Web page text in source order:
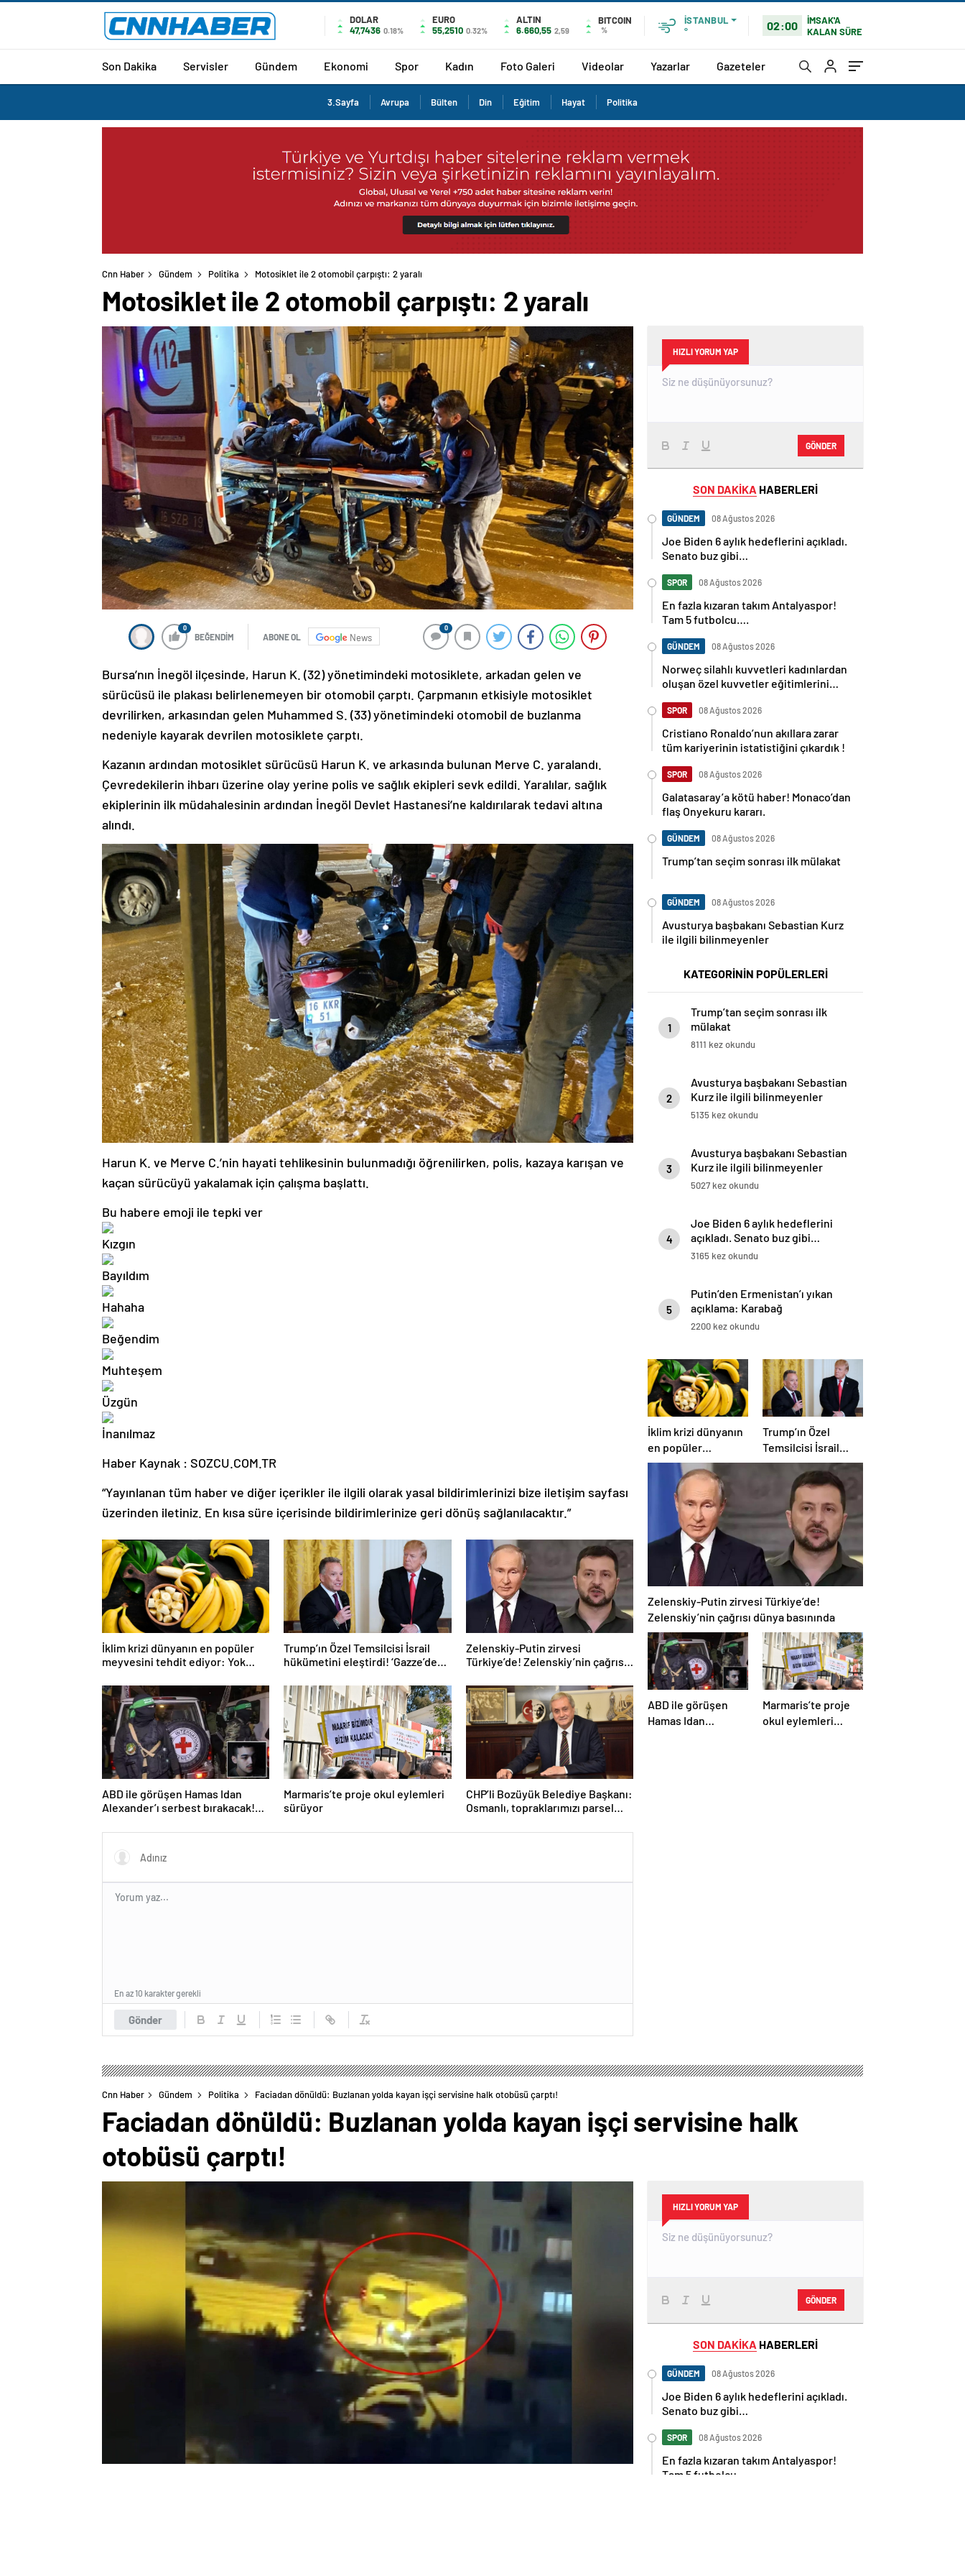
DOLAR
47,7436 0.18%
EURO
55,2510 0.32%
ALTIN
6.660,55 2,59
BITCOIN
%
İSTANBUL
°
02:00
İMSAK'A
KALAN SÜRE
Son Dakika Servisler Gündem Ekonomi Spor Kadın Foto Galeri Videolar Yazarlar Gazeteler
3.Sayfa Avrupa Bülten Din Eğitim Hayat Politika
Cnn Haber Gündem Politika Motosiklet ile 2 otomobil çarpıştı: 2 yaralı
Motosiklet ile 2 otomobil çarpıştı: 2 yaralı
0
BEĞENDİM ABONE OL News
0
Bursa’nın İnegöl ilçesinde, Harun K. (32) yönetimindeki motosiklete, arkadan gelen ve
sürücüsü ile plakası belirlenemeyen bir otomobil çarptı. Çarpmanın etkisiyle motosiklet
devrilirken, arkasından gelen Muhammed S. (33) yönetimindeki otomobil de buzlanma
nedeniyle kayarak devrilen motosiklete çarptı.
Kazanın ardından motosiklet sürücüsü Harun K. ve arkasında bulunan Merve C. yaralandı.
Çevredekilerin ihbarı üzerine olay yerine polis ve sağlık ekipleri sevk edildi. Yaralılar, sağlık
ekiplerinin ilk müdahalesinin ardından İnegöl Devlet Hastanesi’ne kaldırılarak tedavi altına
alındı.
Harun K. ve Merve C.’nin hayati tehlikesinin bulunmadığı öğrenilirken, polis, kazaya karışan ve
kaçan sürücüyü yakalamak için çalışma başlattı.
Bu habere emoji ile tepki ver
Haber Kaynak : SOZCU.COM.TR
“Yayınlanan tüm haber ve diğer içerikler ile ilgili olarak yasal bildirimlerinizi bize iletişim sayfası
üzerinden iletiniz. En kısa süre içerisinde bildirimlerinize geri dönüş sağlanılacaktır.”
İklim krizi dünyanın en popüler
meyvesini tehdit ediyor: Yok
Trump’ın Özel Temsilcisi İsrail
hükümetini eleştirdi! ‘Gazze’deki
Zelenskiy-Putin zirvesi
Türkiye’de! Zelenskiy’nin çağrısı
ABD ile görüşen Hamas Idan
Alexander’ı serbest bırakacak!
Marmaris’te proje okul eylemleri
sürüyor
CHP’li Bozüyük Belediye Başkanı:
Osmanlı, topraklarımızı parsel
Gönder
En az 10 karakter gerekli
HIZLI YORUM YAP
GÖNDER
SON DAKİKA HABERLERİ
GÜNDEM 08 Ağustos 2026
Joe Biden 6 aylık hedeflerini açıkladı.
Senato buz gibi…
SPOR 08 Ağustos 2026
En fazla kızaran takım Antalyaspor!
Tam 5 futbolcu….
GÜNDEM 08 Ağustos 2026
Norweç silahlı kuvvetleri kadınlardan
oluşan özel kuvvetler eğitimlerini
SPOR 08 Ağustos 2026
Cristiano Ronaldo’nun akıllara zarar
tüm kariyerinin istatistiğini çıkardık !
SPOR 08 Ağustos 2026
Galatasaray’a kötü haber! Monaco’dan
flaş Onyekuru kararı.
GÜNDEM 08 Ağustos 2026
Trump’tan seçim sonrası ilk mülakat
GÜNDEM 08 Ağustos 2026
Avusturya başbakanı Sebastian Kurz
ile ilgili bilinmeyenler
KATEGORİNİN POPÜLERLERİ
1
Trump’tan seçim sonrası ilk
mülakat
8111 kez okundu
2
Avusturya başbakanı Sebastian
Kurz ile ilgili bilinmeyenler
5135 kez okundu
3
Avusturya başbakanı Sebastian
Kurz ile ilgili bilinmeyenler
5027 kez okundu
4
Joe Biden 6 aylık hedeflerini
açıkladı. Senato buz gibi…
3165 kez okundu
5
Putin’den Ermenistan’ı yıkan
açıklama: Karabağ
Azerbaycan’ın ayrılmaz bir
2200 kez okundu
İklim krizi dünyanın
en popüler
meyvesini tehdit
ediyor: Yok olma
tehlikesi ile karşı
karşıya
Trump’ın Özel
Temsilcisi İsrail
hükümetini
eleştirdi!
‘Gazze’deki savaşı
uzatıyorlar’
Zelenskiy-Putin zirvesi Türkiye’de!
Zelenskiy’nin çağrısı dünya basınında
ABD ile görüşen
Hamas Idan
Marmaris’te proje
okul eylemleri
Cnn Haber Gündem Politika Faciadan dönüldü: Buzlanan yolda kayan işçi servisine halk otobüsü çarptı!
Faciadan dönüldü: Buzlanan yolda kayan işçi servisine halk
otobüsü çarptı!
HIZLI YORUM YAP
GÖNDER
SON DAKİKA HABERLERİ
GÜNDEM 08 Ağustos 2026
Joe Biden 6 aylık hedeflerini açıkladı.
Senato buz gibi…
SPOR 08 Ağustos 2026
En fazla kızaran takım Antalyaspor!
Tam 5 futbolcu….